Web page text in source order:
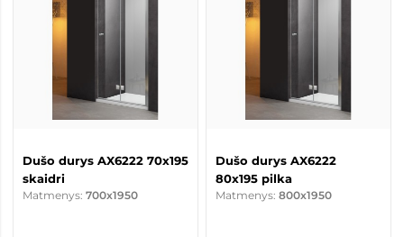
Dušo durys AX6222 70x195
skaidri
Matmenys: 700x1950
Dušo durys AX6222
80x195 pilka
Matmenys: 800x1950